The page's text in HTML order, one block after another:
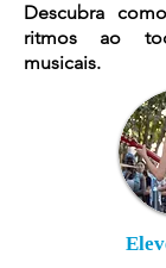
Descubra
ritmos ao
musicais.